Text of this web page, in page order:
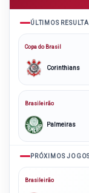
ÚLTIMOS
Copa do Brasil
Corinthians
Brasileirão
Palmeiras
PRÓXIMOS
Brasileirão